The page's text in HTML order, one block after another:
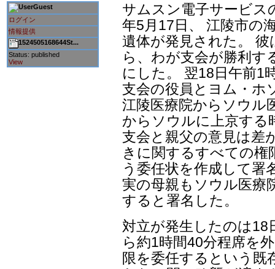
Guest
ログイン
情報提供
1524505168644St...
Status: published
View
サムスン電子サービス
年5月17日、 江陵市の
遺体が発見された。
ら、わが支会が勝利す
にした。 翌18日午前1
支会の役員とヨム・ホ
江陵医療院からソウル
からソウルに上京する
支会と親父の意見は差
きに関するすべての権
う委任状を作成して署
実の母親もソウル医療
すると署名した。
対立が発生したのは18
ら約1時間40分程席を
限を委任するという既